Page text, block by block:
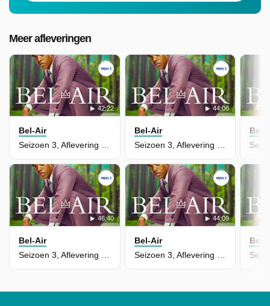
Meer afleveringen
42:22
Bel-Air
Seizoen 3, Aflevering 8 - Gimme a Break
44:08
Bel-Air
Seizoen 3, Aflevering 7 - Black Lotus
46:40
Bel-Air
44:09
Bel-Air
Bel-
Bel-